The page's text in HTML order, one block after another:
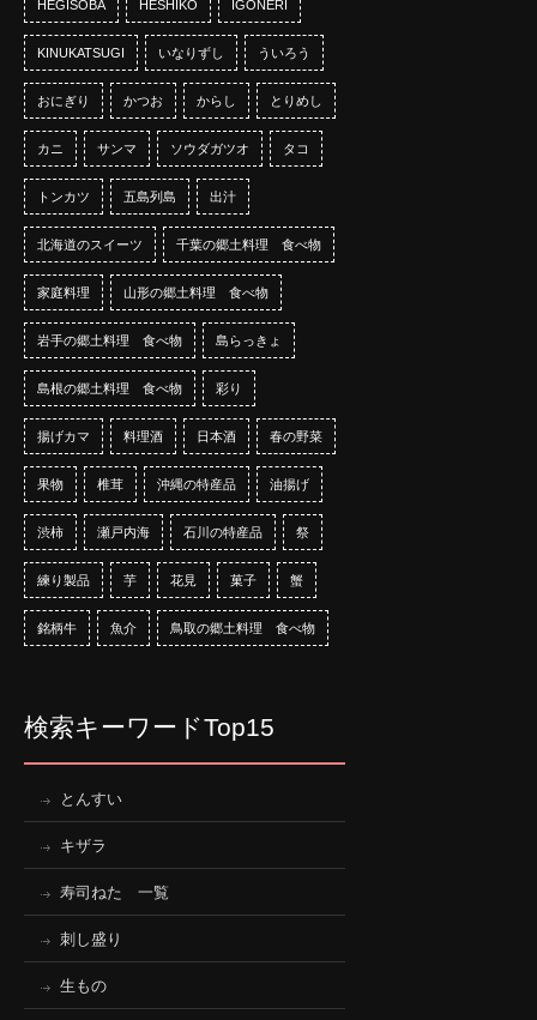
HEGISOBA HESHIKO IGONERI
KINUKATSUGI いなりずし ういろう
おにぎり かつお からし とりめし
カニ サンマ ソウダガツオ タコ
トンカツ 五島列島 出汁
北海道のスイーツ 千葉の郷土料理 食べ物
家庭料理 山形の郷土料理 食べ物
岩手の郷土料理 食べ物 島らっきょ
島根の郷土料理 食べ物 彩り
揚げカマ 料理酒 日本酒 春の野菜
果物 椎茸 沖縄の特産品 油揚げ
渋柿 瀬戸内海 石川の特産品 祭
練り製品 芋 花見 菓子 蟹
銘柄牛 魚介 鳥取の郷土料理 食べ物
検索キーワードTop15
とんすい
キザラ
寿司ねた 一覧
刺し盛り
生もの